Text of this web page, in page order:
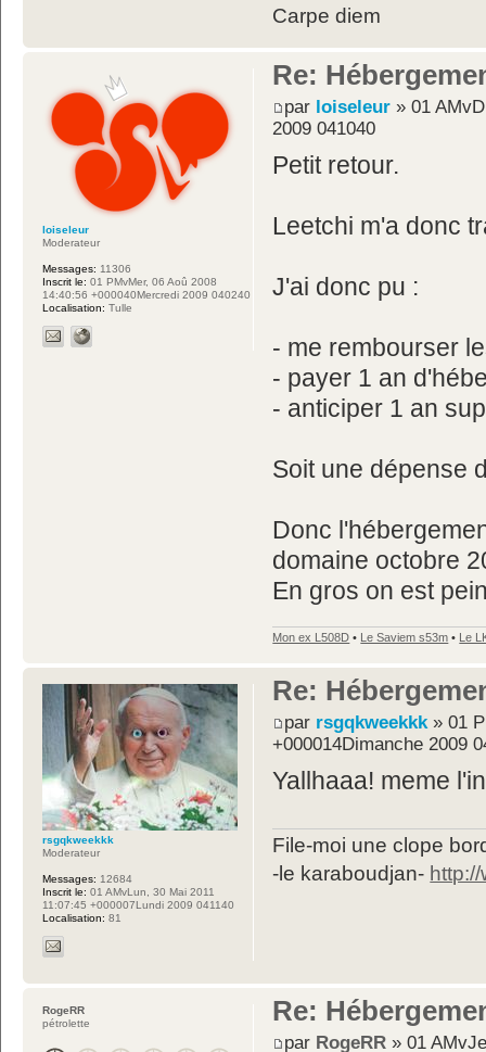
Carpe diem
Re:
par loiseleur » 01
2009 041040
Petit retour.
Leetchi m'a donc
J'ai donc pu :
- me rembourser
- payer 1 an
- anticiper 1 an
Soit une dépense
Donc
domaine octobre
En gros on est
Mon ex L508D • Le Saviem s53m • Le
loiseleur
Moderateur
Messages: 11306
Inscrit le: 01 PMvMer, 06 Aoû 2008
14:40:56 +000040Mercredi 2009 040240
Localisation: Tulle
Re:
par rsgqkweekkk» 01
+000014Dimanche 2009
Yallhaaa! meme
File-moi une clope
-le karaboudjan-
rsgqkweekkk
Moderateur
Messages: 12684
Inscrit le: 01 AMvLun, 30 Mai 2011
11:07:45 +000007Lundi 2009 041140
Localisation: 81
Re:
par RogeRR » 01
RogeRR
pétrolette